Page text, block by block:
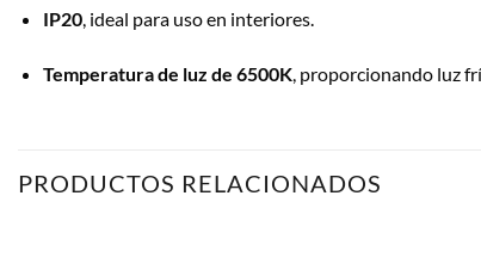
IP20, ideal para uso en interiores.
Temperatura de luz de 6500K, proporcionando luz
PRODUCTOS RELACIONADOS